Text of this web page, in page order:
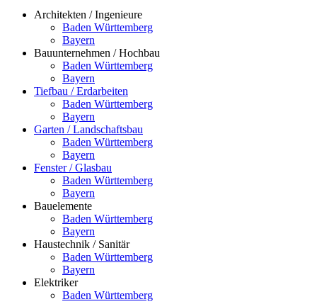
Architekten / Ingenieure
Baden Württemberg
Bayern
Bauunternehmen / Hochbau
Baden Württemberg
Bayern
Tiefbau / Erdarbeiten
Baden Württemberg
Bayern
Garten / Landschaftsbau
Baden Württemberg
Bayern
Fenster / Glasbau
Baden Württemberg
Bayern
Bauelemente
Baden Württemberg
Bayern
Haustechnik / Sanitär
Baden Württemberg
Bayern
Elektriker
Baden Württemberg